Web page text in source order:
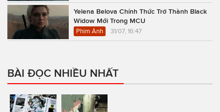
Yelena Belova Chính Thức Trở Thành Black
Widow Mới Trong MCU
Phim Ảnh 31/07, 16:47
BÀI ĐỌC NHIỀU NHẤT